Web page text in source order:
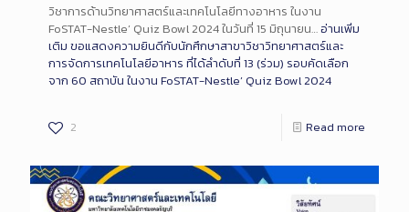
วิชาการด้านวิทยาศาสตร์และเทคโนโลยีทางอาหาร ในงาน
FoSTAT-Nestle’ Quiz Bowl 2024 ในวันที่ 15 มิถุนายน…อ่านเพิ่ม
เติม ขอแสดงความยินดีกับนักศึกษาสาขาวิชาวิทยาศาสตร์และ
การจัดการเทคโนโลยีอาหาร ที่ได้ลำดับที่ 13 (ร่วม) รอบคัดเลือก
จาก 60 สถาบัน ในงาน FoSTAT-Nestle’ Quiz Bowl 2024
2 Read more